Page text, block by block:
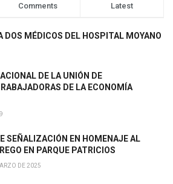
Comments Latest
DOS MÉDICOS DEL HOSPITAL MOYANO
DE LA UNIÓN DE
DE LA ECONOMÍA
SEÑALIZACIÓN EN HOMENAJE AL
EN PARQUE PATRICIOS
DE 2025